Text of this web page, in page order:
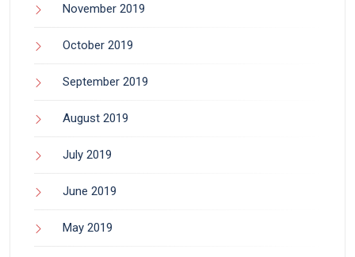
November 2019
October 2019
September 2019
August 2019
July 2019
June 2019
May 2019